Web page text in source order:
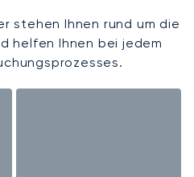
stehen Ihnen rund um die
helfen Ihnen bei jedem